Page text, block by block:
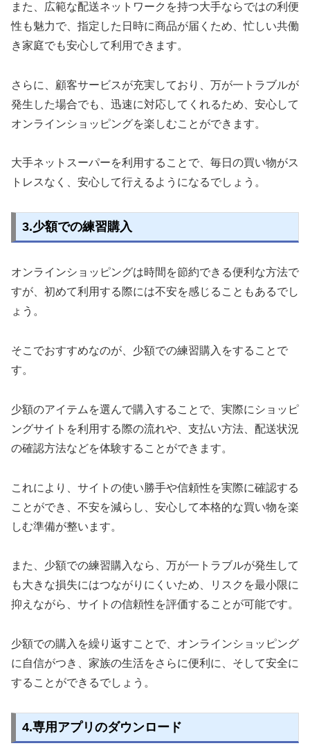
また、広範な配送ネットワークを持つ大手ならではの利便
性も魅力で、指定した日時に商品が届くため、忙しい共働
き家庭でも安心して利用できます。
さらに、顧客サービスが充実しており、万が一トラブルが
発生した場合でも、迅速に対応してくれるため、安心して
オンラインショッピングを楽しむことができます。
大手ネットスーパーを利用することで、毎日の買い物がス
トレスなく、安心して行えるようになるでしょう。
3.少額での練習購入
オンラインショッピングは時間を節約できる便利な方法で
すが、初めて利用する際には不安を感じることもあるでし
ょう。
そこでおすすめなのが、少額での練習購入をすることで
す。
少額のアイテムを選んで購入することで、実際にショッピ
ングサイトを利用する際の流れや、支払い方法、配送状況
の確認方法などを体験することができます。
これにより、サイトの使い勝手や信頼性を実際に確認する
ことができ、不安を減らし、安心して本格的な買い物を楽
しむ準備が整います。
また、少額での練習購入なら、万が一トラブルが発生して
も大きな損失にはつながりにくいため、リスクを最小限に
抑えながら、サイトの信頼性を評価することが可能です。
少額での購入を繰り返すことで、オンラインショッピング
に自信がつき、家族の生活をさらに便利に、そして安全に
することができるでしょう。
4.専用アプリのダウンロード